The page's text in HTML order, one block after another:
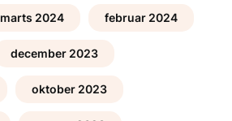
marts 2024 februar 2024
december 2023
oktober 2023